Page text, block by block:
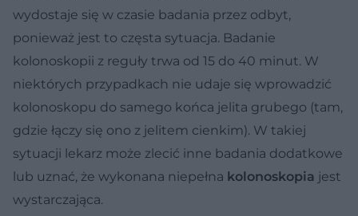
wydostaje się w czasie badania przez odbyt,
ponieważ jest to częsta sytuacja. Badanie
kolonoskopii z reguły trwa od 15 do 40 minut. W
niektórych przypadkach nie udaje się wprowadzić
kolonoskopu do samego końca jelita grubego (tam,
gdzie łączy się ono z jelitem cienkim). W takiej
sytuacji lekarz może zlecić inne badania dodatkowe
lub uznać, że wykonana niepełna kolonoskopia jest
wystarczająca.